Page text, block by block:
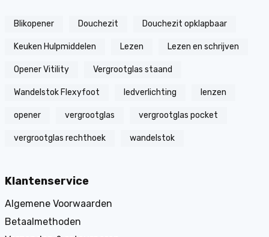
Blikopener Douchezit Douchezit opklapbaar
Keuken Hulpmiddelen Lezen Lezen en schrijven
Opener Vitility Vergrootglas staand
Wandelstok Flexyfoot ledverlichting lenzen
opener vergrootglas vergrootglas pocket
vergrootglas rechthoek wandelstok
Klantenservice
Algemene Voorwaarden
Betaalmethoden